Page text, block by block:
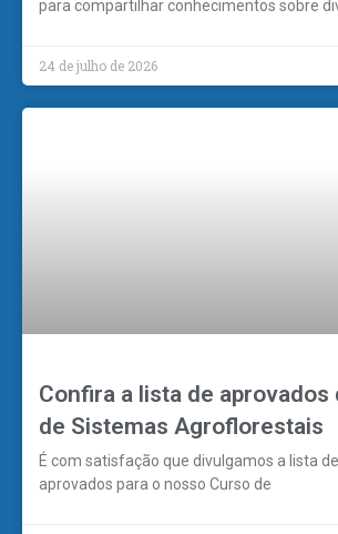
para compartilhar conhecimentos sobre
24 de julho de 2026
Confira a lista de aprovados
de Sistemas Agroflorestais
É com satisfação que divulgamos a lista
aprovados para o nosso Curso de